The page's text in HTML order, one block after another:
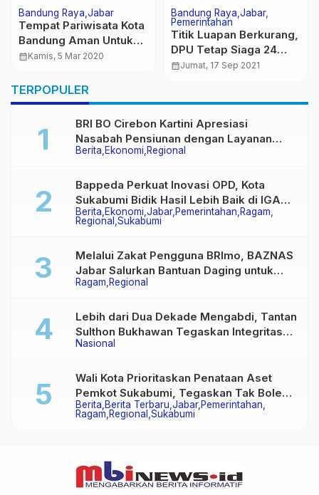
Bandung Raya Jabar
Tempat Pariwisata Kota
Bandung Aman Untuk
Dikunjungi, Kenny :
Virus Corona Kota
Bandung Itu “HOAKS “
calendar_monthKamis, 5 Mar 2020
Bandung Raya Jabar
Pemerintahan
Titik Luapan Berkurang,
DPU Tetap Siaga 24
Jam
calendar_monthJumat, 17 Sep 2021
TERPOPULER
Berita Ekonomi Regional
BRI BO Cirebon Kartini Apresiasi
Nasabah Pensiunan dengan Layanan
Terpadu, Literasi Keuangan hingga
Berita Ekonomi Jabar Pemerintahan Ragam
Regional Sukabumi
Bappeda Perkuat Inovasi OPD, Kota
Sukabumi Bidik Hasil Lebih Baik di IGA
2026
Ragam Regional
Melalui Zakat Pengguna BRImo, BAZNAS
Jabar Salurkan Bantuan Daging untuk
Masyarakat Desa Ciririp
Nasional
Lebih dari Dua Dekade Mengabdi, Tantan
Sulthon Bukhawan Tegaskan Integritas
Adalah Harga Mati Wartawan
Berita Berita Terbaru Jabar Pemerintahan
Ragam Regional Sukabumi
Wali Kota Prioritaskan Penataan Aset
Pemkot Sukabumi, Tegaskan Tak Boleh
Ada Lagi Sengketa Lahan